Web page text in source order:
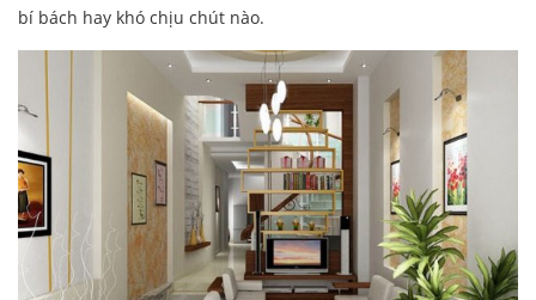
bí bách hay khó chịu chút nào.